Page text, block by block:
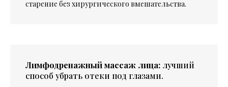
старение без хирургического вмешательства.
Лимфодренажный массаж лица: лучший
способ убрать отеки под глазами.